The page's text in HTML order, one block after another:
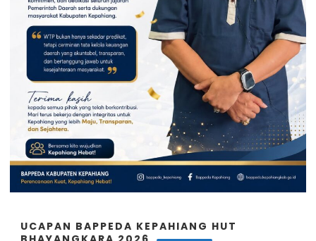
UCAPAN BAPPEDA KEPAHIANG HUT